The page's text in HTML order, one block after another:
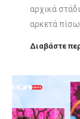
αρχικά
αρκετά
Διαβάστε